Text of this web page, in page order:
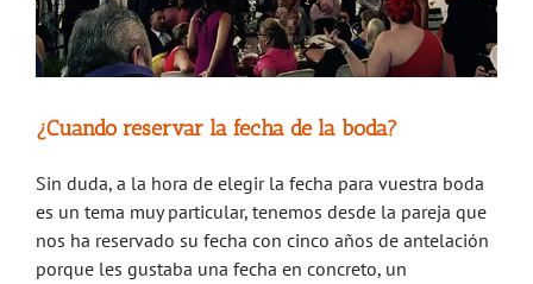
¿Cuando reservar la fecha de la boda?
Sin duda, a la hora de elegir la fecha para vuestra boda
es un tema muy particular, tenemos desde la pareja que
nos ha reservado su fecha con cinco años de antelación
porque les gustaba una fecha en concreto, un